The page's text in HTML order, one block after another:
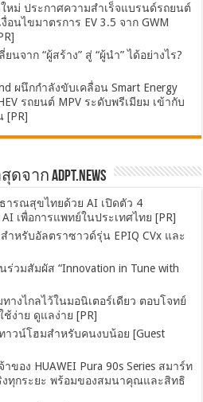
หม่ ประกาศความสำเร็จแบรนด์รถยนต์
นไขมาตรการ EV 3.5 จาก GWM
นจาก “ผู้สร้าง” สู่ “ผู้นำ” ได้อย่างไร?
ผนึกกำลังขับเคลื่อน Smart Energy
รถยนต์ MPV ระดับพรีเมียม เข้ากับ
[PR]
าก ADPT.news
ารณสุขไทยด้วย AI เปิดตัว 4
เพื่อการแพทย์ในประเทศไทย [PR]
ำหรับอัลตราซาวด์รุ่น EPIQ CVx และ
วมสัมผัส “Innovation in Tune with
างไกลไว้ในมอนิเตอร์เดียว ตอบโจทย์
ง่าย ดูแลง่าย [PR]
าวน์โฮมสำหรับคนงบน้อย [Guest
ของ HUAWEI Pura 90s Series สมาร์ท
งทุกระยะ พร้อมของสมนาคุณและสิทธิ